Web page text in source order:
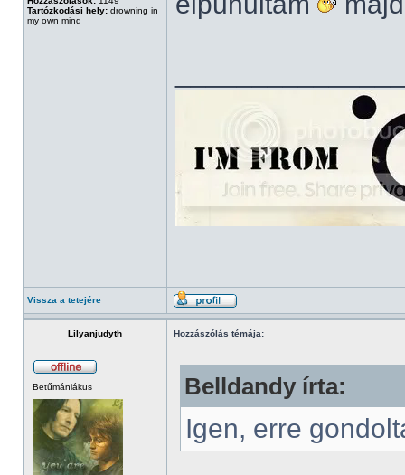
Tartózkodási hely: drowning in
my own mind
Vissza a tetejére
Lilyanjudyth Hozzászólás témája:
Betűmániákus Belldandy írta:
Igen, erre